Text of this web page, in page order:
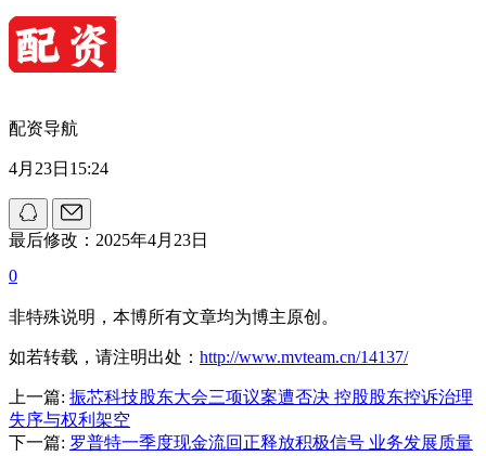
配资导航
4月23日15:24
最后修改：2025年4月23日
0
非特殊说明，本博所有文章均为博主原创。
如若转载，请注明出处： http://www.mvteam.cn/14137/
上一篇: 振芯科技股东大会三项议案遭否决 控股股东控诉治理
失序与权利架空
下一篇: 罗普特一季度现金流回正释放积极信号 业务发展质量